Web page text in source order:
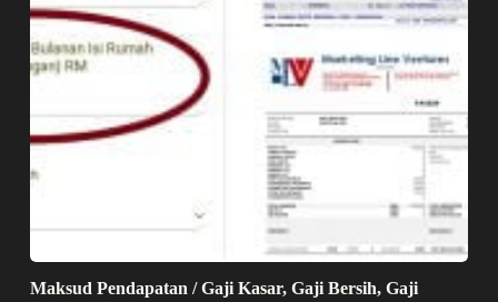
Maksud Pendapatan / Gaji Kasar, Gaji Bersih, Gaji